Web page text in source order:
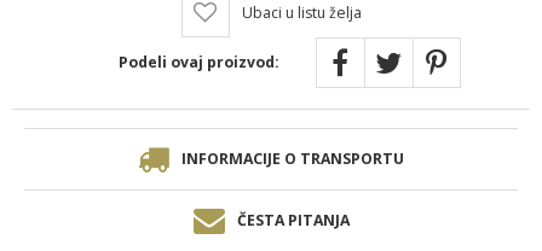
Ubaci u listu želja
Podeli ovaj proizvod:
INFORMACIJE O TRANSPORTU
ČESTA PITANJA